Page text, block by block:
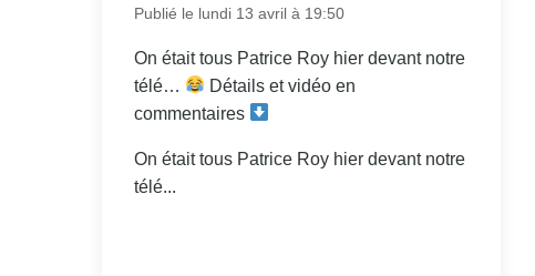
Publié le lundi 13 avril à 19:50
On était tous Patrice Roy hier devant notre
télé…
Détails et vidéo en
commentaires
On était tous Patrice Roy hier devant notre
télé...